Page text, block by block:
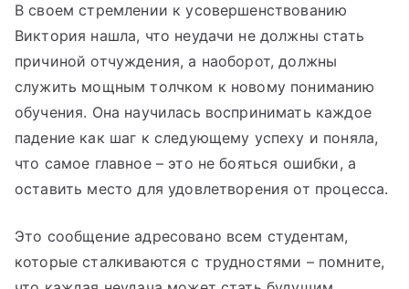
В своем стремлении к усовершенствованию
Виктория нашла, что неудачи не должны стать
причиной отчуждения, а наоборот, должны
служить мощным толчком к новому пониманию
обучения. Она научилась воспринимать каждое
падение как шаг к следующему успеху и поняла,
что самое главное – это не бояться ошибки, а
оставить место для удовлетворения от процесса.
Это сообщение адресовано всем студентам,
которые сталкиваются с трудностями – помните,